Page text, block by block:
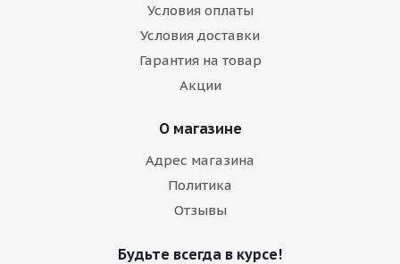
Условия оплаты
Условия доставки
Гарантия на товар
Акции
О магазине
Адрес магазина
Политика
Отзывы
Будьте всегда в курсе!